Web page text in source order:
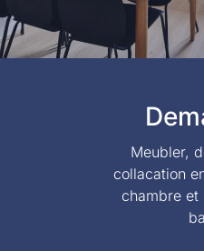
Meubler,
collacation
chambre et